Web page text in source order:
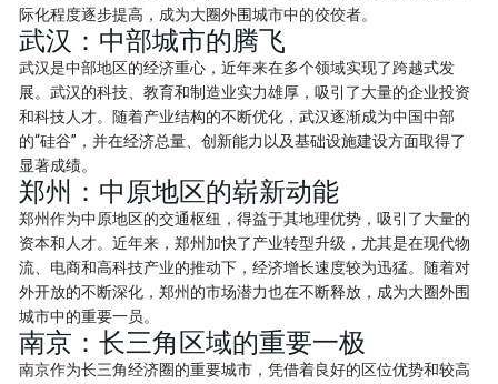
际化程度逐步提高，成为大圈外围城市中的佼佼者。
武汉：中部城市的腾飞
武汉是中部地区的经济重心，近年来在多个领域实现了跨越式发
展。武汉的科技、教育和制造业实力雄厚，吸引了大量的企业投资
和科技人才。随着产业结构的不断优化，武汉逐渐成为中国中部
的“硅谷”，并在经济总量、创新能力以及基础设施建设方面取得了
显著成绩。
郑州：中原地区的崭新动能
郑州作为中原地区的交通枢纽，得益于其地理优势，吸引了大量的
资本和人才。近年来，郑州加快了产业转型升级，尤其是在现代物
流、电商和高科技产业的推动下，经济增长速度较为迅猛。随着对
外开放的不断深化，郑州的市场潜力也在不断释放，成为大圈外围
城市中的重要一员。
南京：长三角区域的重要一极
南京作为长三角经济圈的重要城市，凭借着良好的区位优势和较高